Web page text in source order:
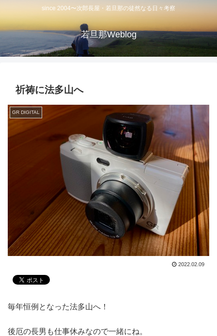
since 2004〜次郎長屋・若旦那の徒然なる日々考察
若旦那Weblog
祈祷に法多山へ
GR DIGITAL
2022.02.09
毎年恒例となった法多山へ！
後厄の長男も仕事休みなので一緒にね。